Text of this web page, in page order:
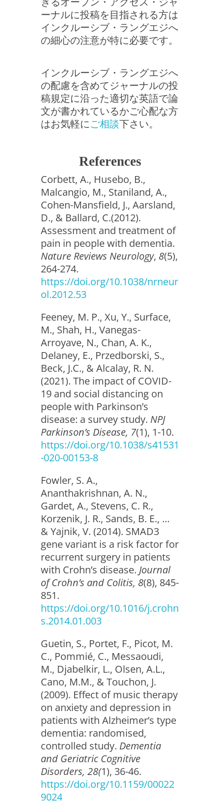
ーナルに投稿を目指される方は
インクルーシブ・ラングエジへ
の細心の注意が特に必要です。
インクルーシブ・ラングエジへ
の配慮を含めてジャーナルの投
稿規定に沿った適切な英語で論
文が書かれているかご心配な方
はお気軽にご相談下さい。
References
Corbett, A., Husebo, B.,
Malcangio, M., Staniland, A.,
Cohen-Mansfield, J., Aarsland,
D., & Ballard, C.(2012).
Assessment and treatment of
pain in people with dementia.
Nature Reviews Neurology, 8(5),
264-274.
https://doi.org/10.1038/nrneur
ol.2012.53
Feeney, M. P., Xu, Y., Surface,
M., Shah, H., Vanegas-
Arroyave, N., Chan, A. K.,
Delaney, E., Przedborski, S.,
Beck, J.C., & Alcalay, R. N.
(2021). The impact of COVID-
19 and social distancing on
people with Parkinson’s
disease: a survey study. NPJ
Parkinson’s Disease, 7(1), 1-10.
https://doi.org/10.1038/s41531
-020-00153-8
Fowler, S. A.,
Ananthakrishnan, A. N.,
Gardet, A., Stevens, C. R.,
Korzenik, J. R., Sands, B. E., …
& Yajnik, V. (2014). SMAD3
gene variant is a risk factor for
recurrent surgery in patients
with Crohn’s disease. Journal
of Crohn’s and Colitis, 8(8), 845-
851.
https://doi.org/10.1016/j.crohn
s.2014.01.003
Guetin, S., Portet, F., Picot, M.
C., Pommié, C., Messaoudi,
M., Djabelkir, L., Olsen, A.L.,
Cano, M.M., & Touchon, J.
(2009). Effect of music therapy
on anxiety and depression in
patients with Alzheimer’s type
dementia: randomised,
controlled study. Dementia
and Geriatric Cognitive
Disorders, 28(1), 36-46.
https://doi.org/10.1159/00022
9024